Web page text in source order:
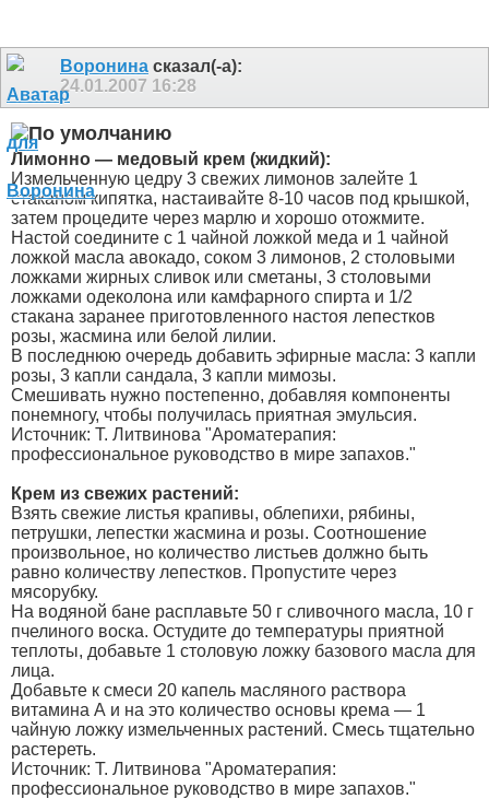
Воронина сказал(-а):
24.01.2007 16:28
Лимонно — медовый крем (жидкий):
Измельченную цедру 3 свежих лимонов залейте 1
стаканом кипятка, настаивайте 8-10 часов под крышкой,
затем процедите через марлю и хорошо отожмите.
Настой соедините с 1 чайной ложкой меда и 1 чайной
ложкой масла авокадо, соком 3 лимонов, 2 столовыми
ложками жирных сливок или сметаны, 3 столовыми
ложками одеколона или камфарного спирта и 1/2
стакана заранее приготовленного настоя лепестков
розы, жасмина или белой лилии.
В последнюю очередь добавить эфирные масла: 3 капли
розы, 3 капли сандала, 3 капли мимозы.
Смешивать нужно постепенно, добавляя компоненты
понемногу, чтобы получилась приятная эмульсия.
Источник: Т. Литвинова "Ароматерапия:
профессиональное руководство в мире запахов."
Крем из свежих растений:
Взять свежие листья крапивы, облепихи, рябины,
петрушки, лепестки жасмина и розы. Соотношение
произвольное, но количество листьев должно быть
равно количеству лепестков. Пропустите через
мясорубку.
На водяной бане расплавьте 50 г сливочного масла, 10 г
пчелиного воска. Остудите до температуры приятной
теплоты, добавьте 1 столовую ложку базового масла для
лица.
Добавьте к смеси 20 капель масляного раствора
витамина А и на это количество основы крема — 1
чайную ложку измельченных растений. Смесь тщательно
растереть.
Источник: Т. Литвинова "Ароматерапия:
профессиональное руководство в мире запахов."